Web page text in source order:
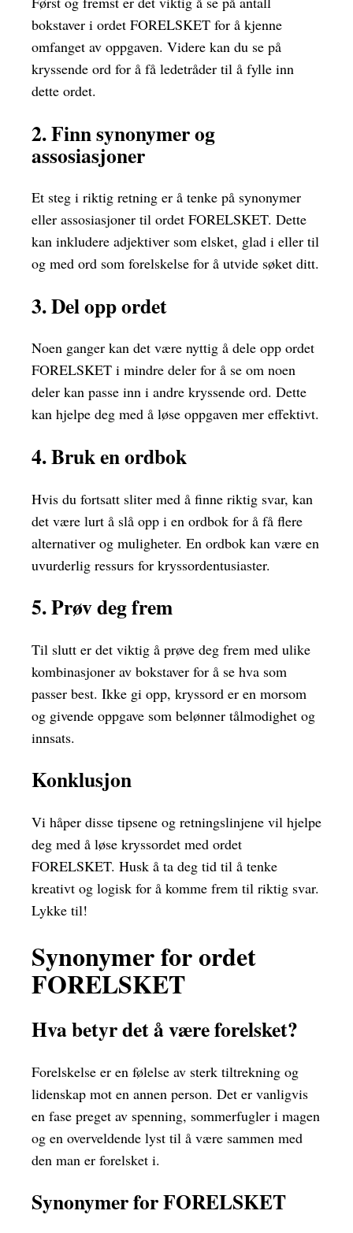
bokstaver i ordet FORELSKET for å kjenne
omfanget av oppgaven. Videre kan du se på
kryssende ord for å få ledetråder til å fylle inn
dette ordet.
2. Finn synonymer og
assosiasjoner
Et steg i riktig retning er å tenke på synonymer
eller assosiasjoner til ordet FORELSKET. Dette
kan inkludere adjektiver som elsket, glad i eller til
og med ord som forelskelse for å utvide søket ditt.
3. Del opp ordet
Noen ganger kan det være nyttig å dele opp ordet
FORELSKET i mindre deler for å se om noen
deler kan passe inn i andre kryssende ord. Dette
kan hjelpe deg med å løse oppgaven mer effektivt.
4. Bruk en ordbok
Hvis du fortsatt sliter med å finne riktig svar, kan
det være lurt å slå opp i en ordbok for å få flere
alternativer og muligheter. En ordbok kan være en
uvurderlig ressurs for kryssordentusiaster.
5. Prøv deg frem
Til slutt er det viktig å prøve deg frem med ulike
kombinasjoner av bokstaver for å se hva som
passer best. Ikke gi opp, kryssord er en morsom
og givende oppgave som belønner tålmodighet og
innsats.
Konklusjon
Vi håper disse tipsene og retningslinjene vil hjelpe
deg med å løse kryssordet med ordet
FORELSKET. Husk å ta deg tid til å tenke
kreativt og logisk for å komme frem til riktig svar.
Lykke til!
Synonymer for ordet
FORELSKET
Hva betyr det å være forelsket?
Forelskelse er en følelse av sterk tiltrekning og
lidenskap mot en annen person. Det er vanligvis
en fase preget av spenning, sommerfugler i magen
og en overveldende lyst til å være sammen med
den man er forelsket i.
Synonymer for FORELSKET